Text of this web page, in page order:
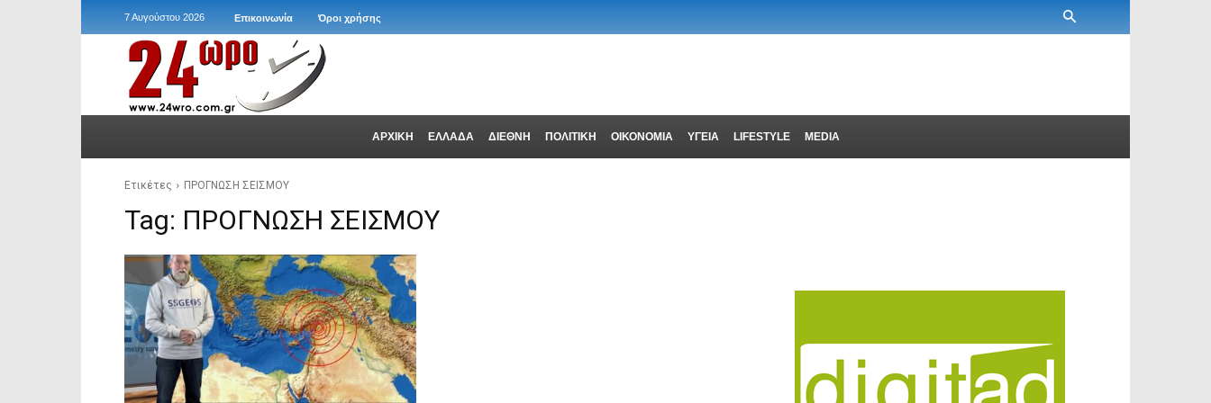
7 Αυγούστου 2026 Επικοινωνία Όροι χρήσης
ΑΡΧΙΚΗ ΕΛΛΑΔΑ ΔΙΕΘΝΗ ΠΟΛΙΤΙΚΗ ΟΙΚΟΝΟΜΙΑ ΥΓΕΙΑ LIFESTYLE MEDIA
Ετικέτες ΠΡΟΓΝΩΣΗ ΣΕΙΣΜΟΥ
Tag: ΠΡΟΓΝΩΣΗ ΣΕΙΣΜΟΥ